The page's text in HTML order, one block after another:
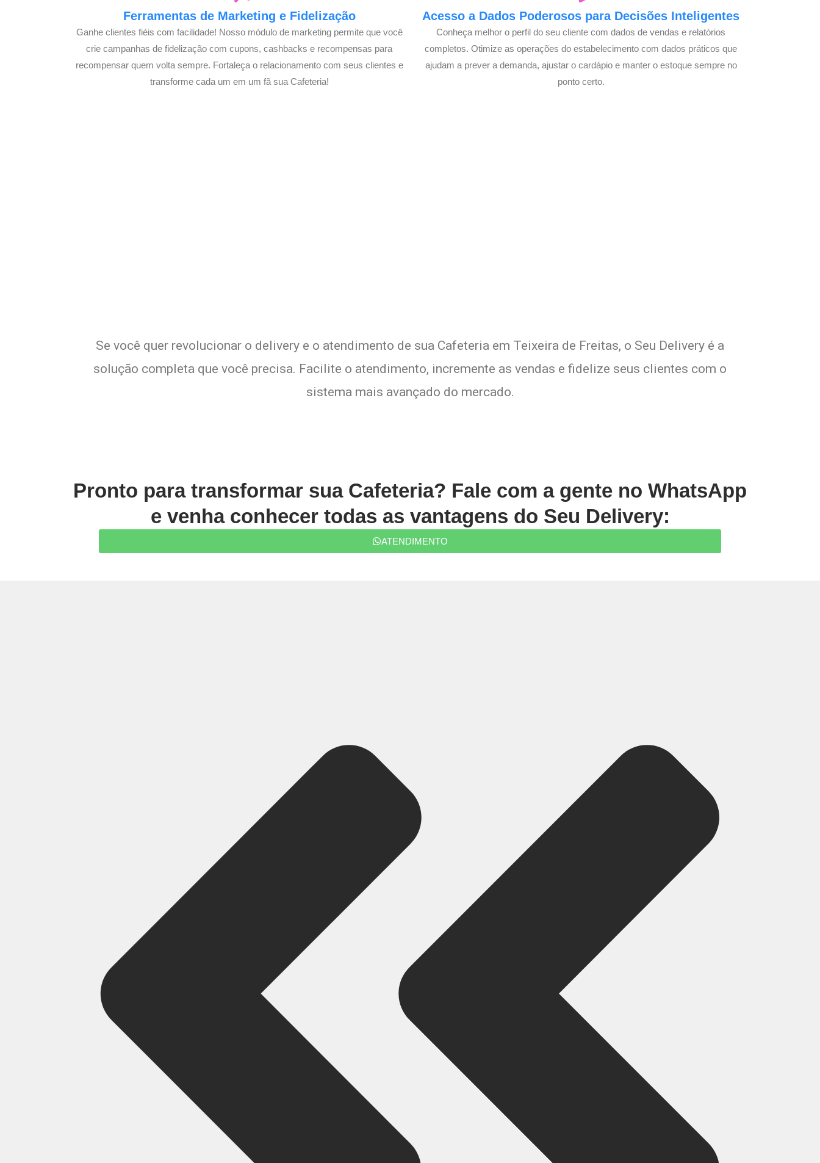
Ferramentas de Marketing e Fidelização
Ganhe clientes fiéis com facilidade! Nosso módulo de marketing permite que você
crie campanhas de fidelização com cupons, cashbacks e recompensas para
recompensar quem volta sempre. Fortaleça o relacionamento com seus clientes e
transforme cada um em um fã sua Cafeteria!
Acesso a Dados Poderosos para Decisões Inteligentes
Conheça melhor o perfil do seu cliente com dados de vendas e relatórios
completos. Otimize as operações do estabelecimento com dados práticos que
ajudam a prever a demanda, ajustar o cardápio e manter o estoque sempre no
ponto certo.
Se você quer revolucionar o delivery e o atendimento de sua Cafeteria em Teixeira de Freitas, o Seu Delivery é a
solução completa que você precisa. Facilite o atendimento, incremente as vendas e fidelize seus clientes com o
sistema mais avançado do mercado.
Pronto para transformar sua Cafeteria? Fale com a gente no WhatsApp
e venha conhecer todas as vantagens do Seu Delivery:
ATENDIMENTO